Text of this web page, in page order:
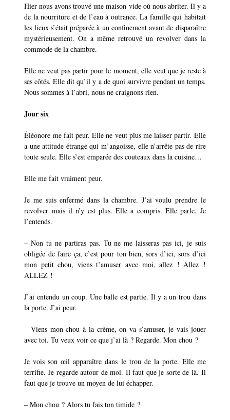
Hier nous avons trouvé une maison vide où nous abriter. Il y a
de la nourriture et de l’eau à outrance. La famille qui habitait
les lieux s’était préparée à un confinement avant de disparaître
mystérieusement. On a même retrouvé un revolver dans la
commode de la chambre.
Elle ne veut pas partir pour le moment, elle veut que je reste à
ses côtés. Elle dit qu’il y a de quoi survivre pendant un temps.
Nous sommes à l’abri, nous ne craignons rien.
Jour six
Éléonore me fait peur. Elle ne veut plus me laisser partir. Elle
a une attitude étrange qui m’angoisse, elle n’arrête pas de rire
toute seule. Elle s’est emparée des couteaux dans la cuisine…
Elle me fait vraiment peur.
Je me suis enfermé dans la chambre. J’ai voulu prendre le
revolver mais il n’y est plus. Elle a compris. Elle parle. Je
l’entends.
–Non tu ne partiras pas. Tu ne me laisseras pas ici, je suis
obligée de faire ça, c’est pour ton bien, sors d’ici, sors d’ici
mon petit chou, viens t’amuser avec moi, allez ! Allez !
ALLEZ !
J’ai entendu un coup. Une balle est partie. Il y a un trou dans
la porte. J’ai peur.
–Viens mon chou à la crème, on va s’amuser, je vais jouer
avec toi. Tu veux voir ce que j’ai là ? Regarde. Mon chou ?
Je vois son œil apparaître dans le trou de la porte. Elle me
terrifie. Je regarde autour de moi. Il faut que je sorte de là. Il
faut que je trouve un moyen de lui échapper.
–Mon chou ? Alors tu fais ton timide ?